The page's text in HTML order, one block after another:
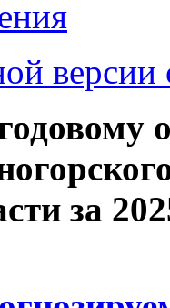
версии
за